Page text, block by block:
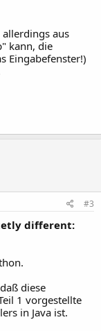
aus
kann, die
Eingabefenster!)
#3
different:
diese
1 vorgestellte
in Java ist.